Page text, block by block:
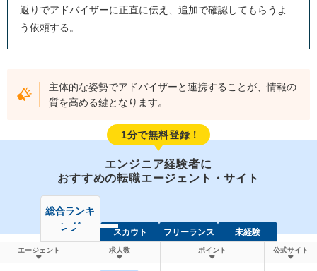
返りでアドバイザーに正直に伝え、追加で確認してもらうよ
う依頼する。
主体的な姿勢でアドバイザーと連携することが、情報の
質を高める鍵となります。
1分で無料登録！
エンジニア経験者に
おすすめの転職エージェント・サイト
総合ランキ
ング
スカウト フリーランス 未経験
エージェント 求人数 ポイント 公式サイト